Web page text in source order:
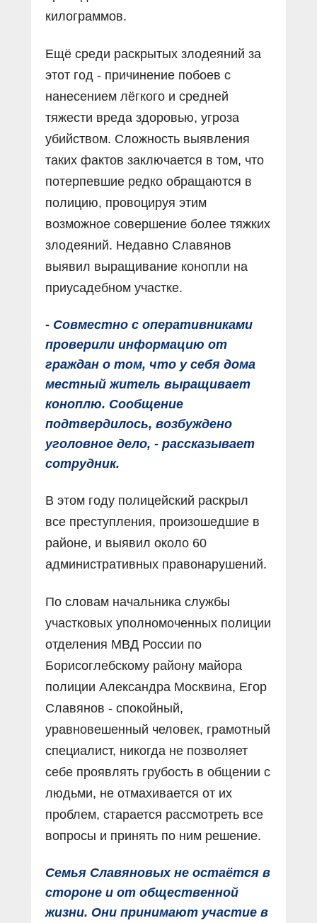
килограммов.
Ещё среди раскрытых злодеяний за
этот год - причинение побоев с
нанесением лёгкого и средней
тяжести вреда здоровью, угроза
убийством. Сложность выявления
таких фактов заключается в том, что
потерпевшие редко обращаются в
полицию, провоцируя этим
возможное совершение более тяжких
злодеяний. Недавно Славянов
выявил выращивание конопли на
приусадебном участке.
- Совместно с оперативниками
проверили информацию от
граждан о том, что у себя дома
местный житель выращивает
коноплю. Сообщение
подтвердилось, возбуждено
уголовное дело, - рассказывает
сотрудник.
В этом году полицейский раскрыл
все преступления, произошедшие в
районе, и выявил около 60
административных правонарушений.
По словам начальника службы
участковых уполномоченных полиции
отделения МВД России по
Борисоглебскому району майора
полиции Александра Москвина, Егор
Славянов - спокойный,
уравновешенный человек, грамотный
специалист, никогда не позволяет
себе проявлять грубость в общении с
людьми, не отмахивается от их
проблем, старается рассмотреть все
вопросы и принять по ним решение.
Семья Славяновых не остаётся в
стороне и от общественной
жизни. Они принимают участие в